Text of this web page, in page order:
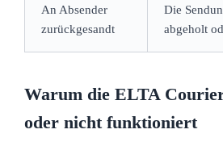
An Absender
zurückgesandt
Die
abgeholt
Warum die ELTA
oder nicht funktioniert